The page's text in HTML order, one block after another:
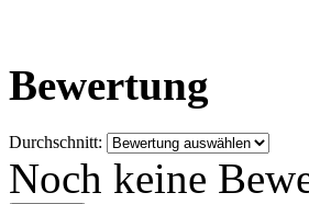
Bewertung
Durchschnitt:
Noch keine